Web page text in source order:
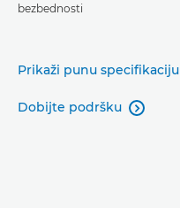
bezbednosti
Prikaži punu specifikaciju
Dobijte podršku 